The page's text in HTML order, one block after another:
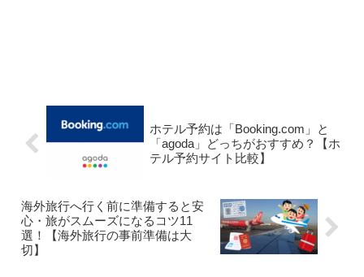
ホテル予約は「Booking.com」と
「agoda」どっちがおすすめ？【ホ
テル予約サイト比較】
海外旅行へ行く前に準備すると安
心・旅がスムーズになるコツ11
選！【海外旅行の事前準備は大
切】